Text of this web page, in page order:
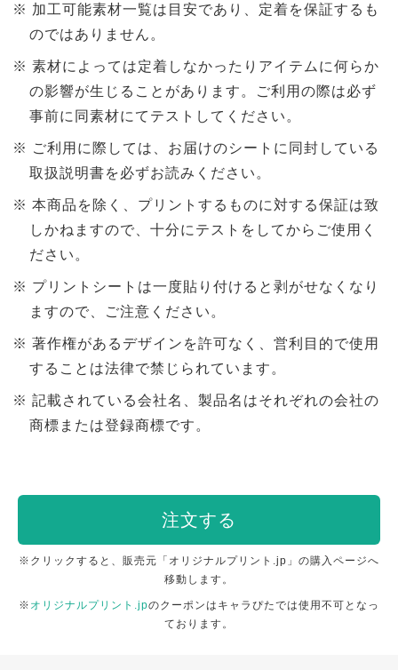
加工可能素材一覧は目安であり、定着を保証するも
のではありません。
素材によっては定着しなかったりアイテムに何らか
の影響が生じることがあります。ご利用の際は必ず
事前に同素材にてテストしてください。
ご利用に際しては、お届けのシートに同封している
取扱説明書を必ずお読みください。
本商品を除く、プリントするものに対する保証は致
しかねますので、十分にテストをしてからご使用く
ださい。
プリントシートは一度貼り付けると剥がせなくなり
ますので、ご注意ください。
著作権があるデザインを許可なく、営利目的で使用
することは法律で禁じられています。
記載されている会社名、製品名はそれぞれの会社の
商標または登録商標です。
注文する
※クリックすると、販売元「オリジナルプリント.jp」の購入ページへ
移動します。
※ オリジナルプリント.jpのクーポンはキャラぴたでは使用不可となっ
ております。